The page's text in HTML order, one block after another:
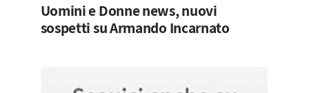
Uomini e Donne news, nuovi
sospetti su Armando Incarnato